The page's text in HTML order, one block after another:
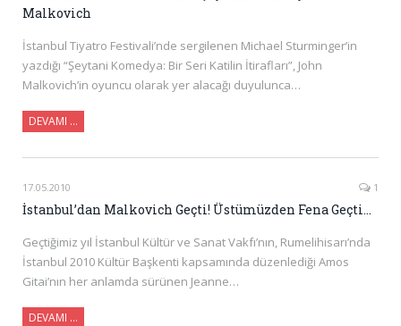
Malkovich
İstanbul Tiyatro Festivali’nde sergilenen Michael Sturminger’in
yazdığı “Şeytani Komedya: Bir Seri Katilin İtirafları”, John
Malkovich’in oyuncu olarak yer alacağı duyulunca…
DEVAMI …
17.05.2010 1
İstanbul’dan Malkovich Geçti! Üstümüzden Fena Geçti…
Geçtiğimiz yıl İstanbul Kültür ve Sanat Vakfı’nın, Rumelihisarı’nda
İstanbul 2010 Kültür Başkenti kapsamında düzenlediği Amos
Gitai’nın her anlamda sürünen Jeanne…
DEVAMI …